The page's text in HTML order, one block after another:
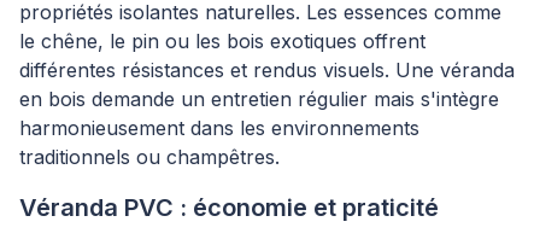
propriétés isolantes naturelles. Les essences comme
le chêne, le pin ou les bois exotiques offrent
différentes résistances et rendus visuels. Une véranda
en bois demande un entretien régulier mais s'intègre
harmonieusement dans les environnements
traditionnels ou champêtres.
Véranda PVC : économie et praticité